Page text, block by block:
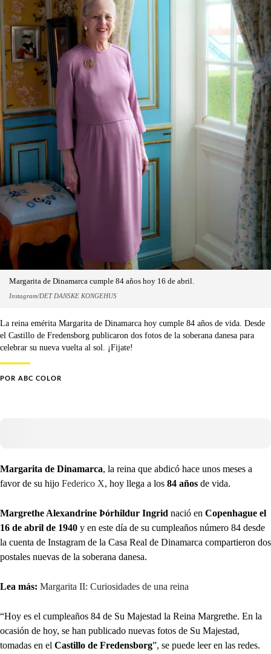
Margarita de Dinamarca cumple 84 años hoy 16 de abril.
Instagram/DET DANSKE KONGEHUS
La reina emérita Margarita de Dinamarca hoy cumple 84 años de vida. Desde
el Castillo de Fredensborg publicaron dos fotos de la soberana danesa para
celebrar su nueva vuelta al sol. ¡Fijate!
POR ABC COLOR
Margarita de Dinamarca, la reina que abdicó hace unos meses a
favor de su hijo Federico X, hoy llega a los 84 años de vida.
Margrethe Alexandrine Þórhildur Ingrid nació en Copenhague el
16 de abril de 1940 y en este día de su cumpleaños número 84 desde
la cuenta de Instagram de la Casa Real de Dinamarca compartieron dos
postales nuevas de la soberana danesa.
Lea más: Margarita II: Curiosidades de una reina
“Hoy es el cumpleaños 84 de Su Majestad la Reina Margrethe. En la
ocasión de hoy, se han publicado nuevas fotos de Su Majestad,
tomadas en el Castillo de Fredensborg”, se puede leer en las redes.